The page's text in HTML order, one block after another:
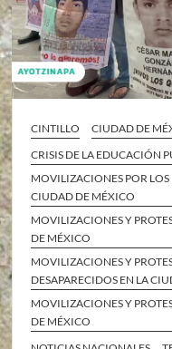
CINTILLO
CIUDAD DE
CRISIS DE LA EDUCACIÓN
MOVILIZACIONES POR LOS
CIUDAD DE MÉXICO
MOVILIZACIONES Y
DE MÉXICO
MOVILIZACIONES Y
DESAPARECIDOS EN LA
MOVILIZACIONES Y
DE MÉXICO